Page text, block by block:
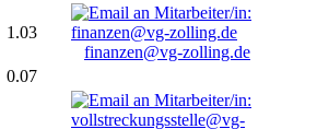
1.03
finanzen@vg-zolling.de
0.07